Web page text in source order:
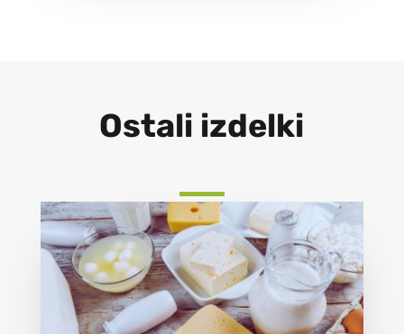
Ostali izdelki